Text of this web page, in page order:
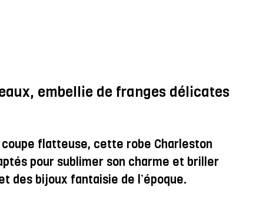
embellie de franges délicates
coupe flatteuse, cette robe Charleston
pour sublimer son charme et briller
des bijoux fantaisie de l’époque.